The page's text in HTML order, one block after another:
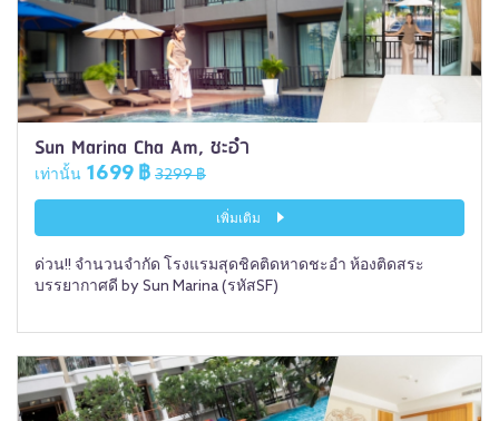
Sun Marina Cha Am, ชะอำ
เท่านั้น 1699 ฿ 3299 ฿
เพิ่มเติม
ด่วน!! จำนวนจำกัด โรงแรมสุดชิคติดหาดชะอำ ห้องติดสระ
บรรยากาศดี by Sun Marina (รหัสSF)